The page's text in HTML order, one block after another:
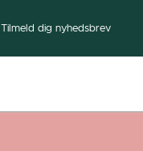
Tilmeld dig nyhedsbrev